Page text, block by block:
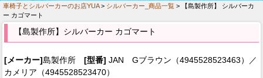
車椅子とシルバーカーのお店YUA> シルバーカー_商品一覧 > 【島製作所】 シルバーカ
ー カゴマート
【島製作所】シルバーカー カゴマート
[メーカー]島製作所 [型番] JAN Gブラウン（4945528523463）／
カメリア（4945528523470）